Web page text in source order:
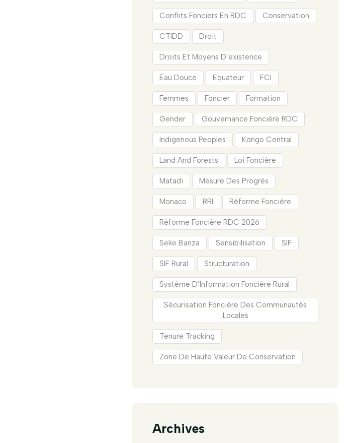
Conflits Fonciers En RDC Conservation
CTIDD Droit
Droits Et Moyens D’existence
Eau Douce Equateur FCI
Femmes Foncier Formation
Gender Gouvernance Foncière RDC
Indigenous Peoples Kongo Central
Land And Forests Loi Foncière
Matadi Mesure Des Progrès
Monaco RRI Réforme Foncière
Réforme Foncière RDC 2026
Seke Banza Sensibilisation SIF
SIF Rural Structuration
Système D’Information Foncière Rural
Sécurisation Foncière Des Communautés
Locales
Tenure Tracking
Zone De Haute Valeur De Conservation
Archives